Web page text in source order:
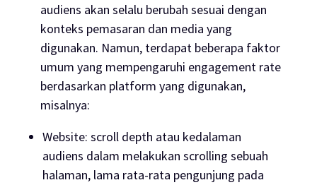
audiens akan selalu berubah sesuai dengan
konteks pemasaran dan media yang
digunakan. Namun, terdapat beberapa faktor
umum yang mempengaruhi engagement rate
berdasarkan platform yang digunakan,
misalnya:
Website: scroll depth atau kedalaman
audiens dalam melakukanscrollingsebuah
halaman, lama rata-rata pengunjung pada